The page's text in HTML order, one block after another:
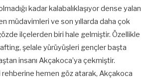
kadar kalabalıklaşıyor dense yalan
müdavimleri ve son yıllarda daha çok
ilçelerden biri hale gelmiştir. Özellikle
şelale yürüyüşleri gençler başta
insanı Akçakoca’ya çekmiştir.
rehberine hemen göz atarak, Akçakoca